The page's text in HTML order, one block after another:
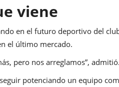
viene
en el futuro deportivo del
el último mercado.
pero nos arreglamos”, admitió.
potenciando un equipo